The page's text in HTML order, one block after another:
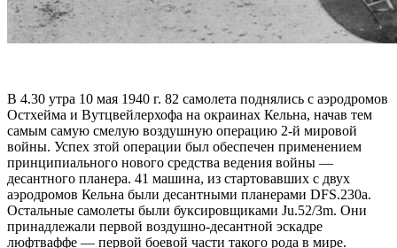
В 4.30 утра 10 мая 1940 г. 82 самолета поднялись с аэродромов
Остхейма и Вутцвейлерхофа на окраинах Кельна, начав тем
самым самую смелую воздушную операцию 2-й мировой
войны. Успех зтой операции был обеспечен применением
принципиального нового средства ведения войны —
десантного планера. 41 машина, из стартовавших с двух
аэродромов Кельна были десантными планерами DFS.230a.
Остальные самолеты были буксировщиками Ju.52/3m. Они
принадлежали первой воздушно-десантной эскадре
люфтваффе — первой боевой части такого рода в мире.